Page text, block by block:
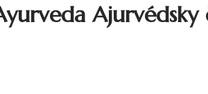
Ajurvédsky